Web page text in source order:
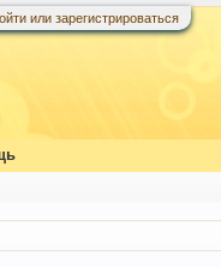
или зарегистрироваться